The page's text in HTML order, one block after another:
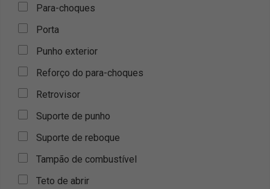
Para-choques
Porta
Punho exterior
Reforço do para-choques
Retrovisor
Suporte de punho
Suporte de reboque
Tampão de combustível
Teto de abrir